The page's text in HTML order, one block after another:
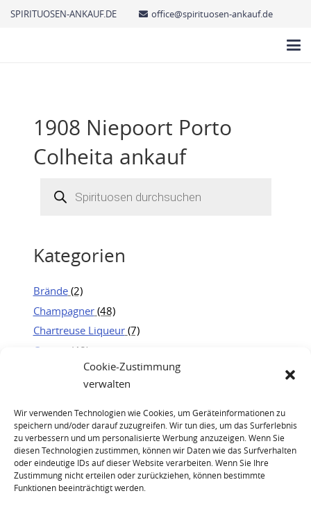
Cookie-Zustimmung
verwalten
Wir verwenden Technologien wie Cookies, um Geräteinformationen zu
speichern und/oder darauf zuzugreifen. Wir tun dies, um das Surferlebnis
zu verbessern und um personalisierte Werbung anzuzeigen. Wenn Sie
diesen Technologien zustimmen, können wir Daten wie das Surfverhalten
oder eindeutige IDs auf dieser Website verarbeiten. Wenn Sie Ihre
Zustimmung nicht erteilen oder zurückziehen, können bestimmte
Funktionen beeinträchtigt werden.
SPIRITUOSEN-ANKAUF.DE office@spirituosen-ankauf.de
1908 Niepoort Porto
Colheita ankauf
search
Kategorien
Brände (2)
Champagner (48)
Chartreuse Liqueur (7)
Cognac
(48)
Jägermeister (19)
Kweichow Moutai (25)
Portwein (21)
Rum (23)
Whisky (83)